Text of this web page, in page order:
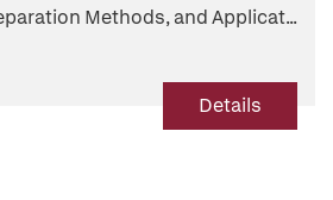
Methods, and Applicat...
Details